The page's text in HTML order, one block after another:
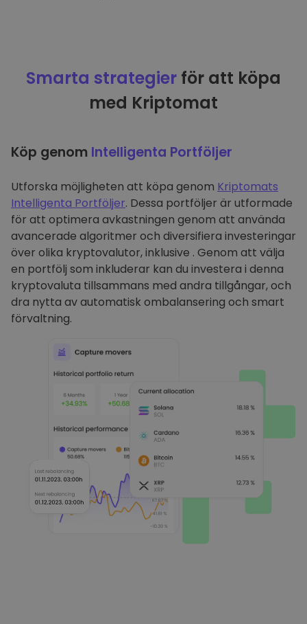
Smarta strategier för att köpa
med Kriptomat
Köp genom Intelligenta Portföljer
Utforska möjligheten att köpa genom Kriptomats
Intelligenta Portföljer. Dessa portföljer är utformade
för att optimera avkastningen genom att använda
avancerade algoritmer och diversifiera investeringar
över olika kryptovalutor, inklusive . Genom att välja
en portfölj som inkluderar kan du investera i denna
kryptovaluta tillsammans med andra tillgångar, och
dra nytta av automatisk ombalansering och smart
förvaltning.